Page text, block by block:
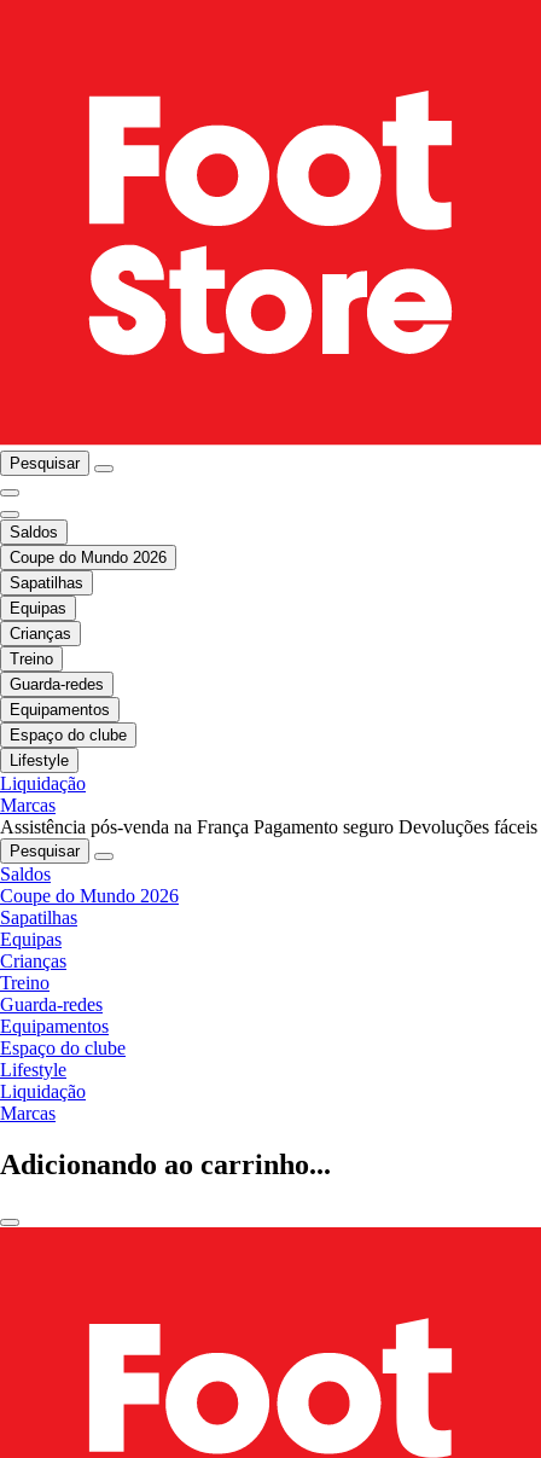
Pesquisar
Saldos
Coupe do Mundo 2026
Sapatilhas
Equipas
Crianças
Treino
Guarda-redes
Equipamentos
Espaço do clube
Lifestyle
Liquidação
Marcas
Assistência pós-venda na França Pagamento seguro Devoluções fáceis
Pesquisar
Saldos
Coupe do Mundo 2026
Sapatilhas
Equipas
Crianças
Treino
Guarda-redes
Equipamentos
Espaço do clube
Lifestyle
Liquidação
Marcas
Adicionando ao carrinho...